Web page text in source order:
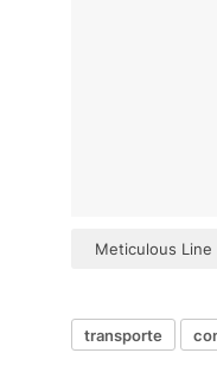
Meticulous Line
transporte